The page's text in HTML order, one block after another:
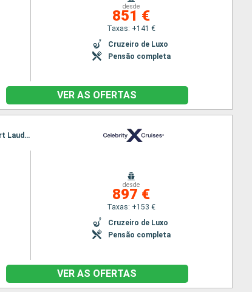
desde
851 €
Taxas: +141 €
Cruzeiro de Luxo
Pensão completa
VER AS OFERTAS
Itinerário : Fort Lauderdale, Charlotte Amalie, Antigua, Bridgetown, Castries, Basseterre (St Kitts), Fort Lauderdale
desde
897 €
Taxas: +153 €
Cruzeiro de Luxo
Pensão completa
VER AS OFERTAS